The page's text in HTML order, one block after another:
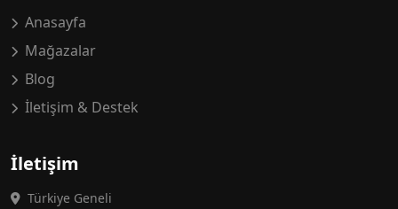
Anasayfa
Mağazalar
Blog
İletişim & Destek
İletişim
Türkiye Geneli